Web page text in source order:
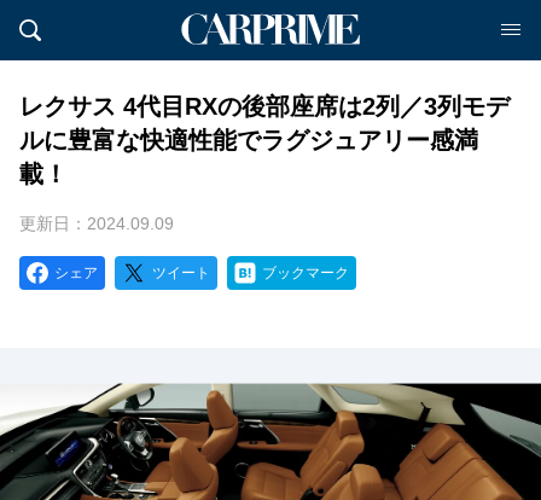
レクサス 4代目RXの後部座席は2列／3列モデ
ルに豊富な快適性能でラグジュアリー感満
載！
更新日：2024.09.09
シェア ツイート ブックマーク